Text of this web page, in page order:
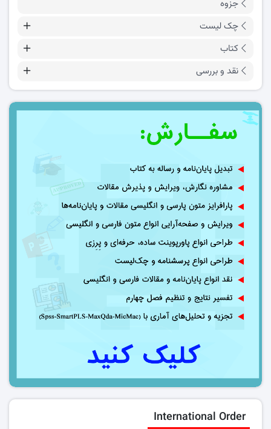
جزوه
چک لیست
کتاب
نقد و بررسی
International Order